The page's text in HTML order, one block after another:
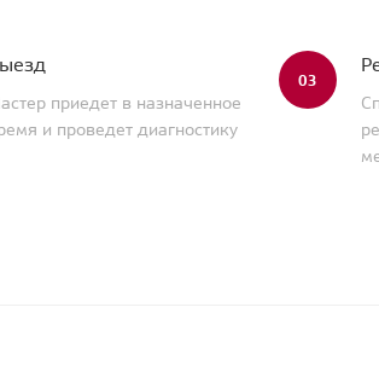
приедет в назначенное
и проведет диагностику
03